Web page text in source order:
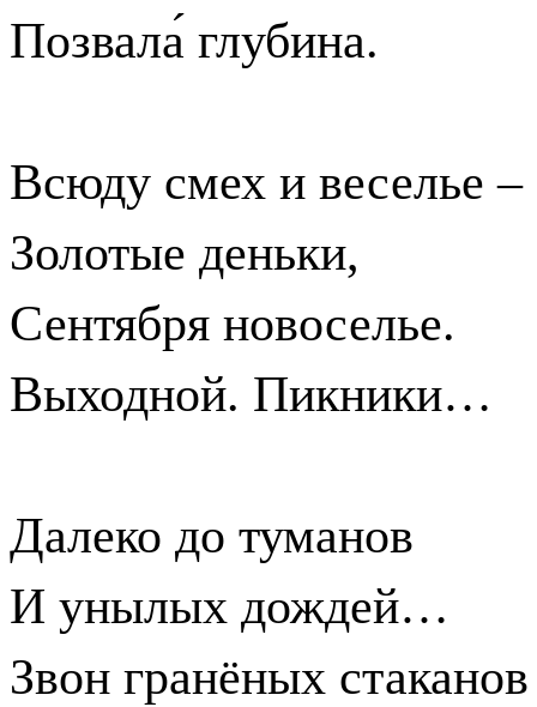
Позвала́ глубина.
Всюду смех и веселье –
Золотые деньки,
Сентября новоселье.
Выходной. Пикники…
Далеко до туманов
И унылых дождей…
Звон гранёных